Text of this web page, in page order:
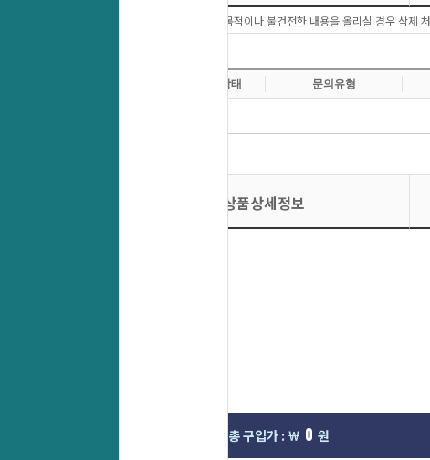
상품문의 이외에 다른목적이나 불건전한 내용을 올리실 경우 삭
상품상세정보
총 구입가 : ￦ 0 원